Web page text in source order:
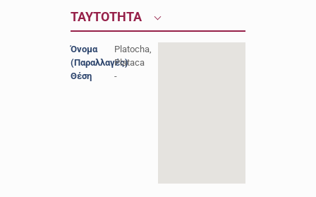
ΤΑΥΤΟΤΗΤΑ
Όνομα
(Παραλλαγές)
Platocha,
Plataca
Θέση
-